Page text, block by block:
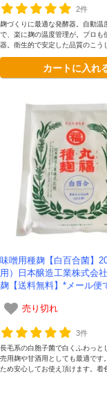
2件
麹づくりに最適な発酵器。自動温
で、楽に麹の温度管理が。プロも
器。衛生的で安定した品質のこう
カートに入れ
味噌用種麹【白百合菌】
用）日本醸造工業株式会
麹【送料無料】*メール便
売り切れ
3件
長毛系の白胞子菌で白くふわっと
売用麹や甘酒用としても最適です
ため安心してお使え頂けます。着